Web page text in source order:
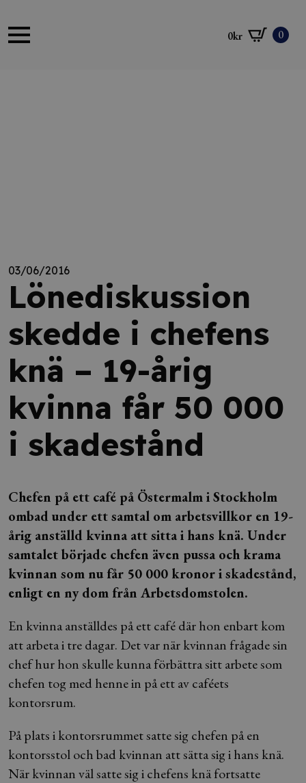
0kr 0
03/06/2016
Lönediskussion
skedde i chefens
knä – 19-årig
kvinna får 50 000
i skadestånd
Chefen på ett café på Östermalm i Stockholm
ombad under ett samtal om arbetsvillkor en 19-
årig anställd kvinna att sitta i hans knä. Under
samtalet började chefen även pussa och krama
kvinnan som nu får 50 000 kronor i skadestånd,
enligt en ny dom från Arbetsdomstolen.
En kvinna anställdes på ett café där hon enbart kom
att arbeta i tre dagar. Det var när kvinnan frågade sin
chef hur hon skulle kunna förbättra sitt arbete som
chefen tog med henne in på ett av caféets
kontorsrum.
På plats i kontorsrummet satte sig chefen på en
kontorsstol och bad kvinnan att sätta sig i hans knä.
När kvinnan väl satte sig i chefens knä fortsatte